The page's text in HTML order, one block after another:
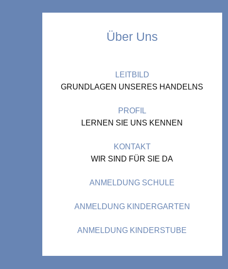
Über Uns
LEITBILD
GRUNDLAGEN UNSERES HANDELNS
PROFIL
LERNEN SIE UNS KENNEN
KONTAKT
WIR SIND FÜR SIE DA
ANMELDUNG SCHULE
ANMELDUNG KINDERGARTEN
ANMELDUNG KINDERSTUBE